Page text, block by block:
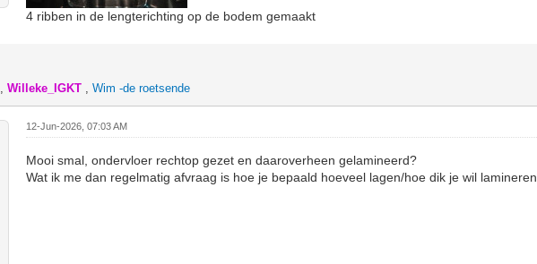
4 ribben in de lengterichting op de bodem gemaakt
,Willeke_IGKT ,Wim -de roetsende
12-Jun-2026, 07:03 AM
Mooi smal, ondervloer rechtop gezet en daaroverheen gelamineerd?
Wat ik me dan regelmatig afvraag is hoe je bepaald hoeveel lagen/hoe dik je wil lamineren